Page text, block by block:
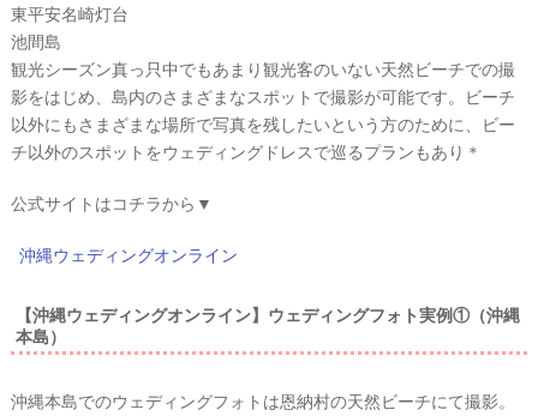
東平安名崎灯台
池間島
観光シーズン真っ只中でもあまり観光客のいない天然ビーチでの撮
影をはじめ、島内のさまざまなスポットで撮影が可能です。ビーチ
以外にもさまざまな場所で写真を残したいという方のために、ビー
チ以外のスポットをウェディングドレスで巡るプランもあり＊
公式サイトはコチラから▼
沖縄ウェディングオンライン
【沖縄ウェディングオンライン】ウェディングフォト実例①（沖縄
本島）
沖縄本島でのウェディングフォトは恩納村の天然ビーチにて撮影。